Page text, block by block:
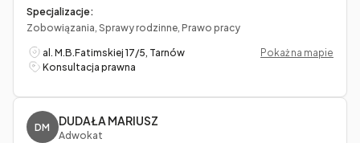
Specjalizacje:
Zobowiązania, Sprawy rodzinne, Prawo pracy
al. M.B.Fatimskiej 17/5, Tarnów
Pokaż na mapie
Konsultacja prawna
DM DUDAŁA MARIUSZ
Adwokat